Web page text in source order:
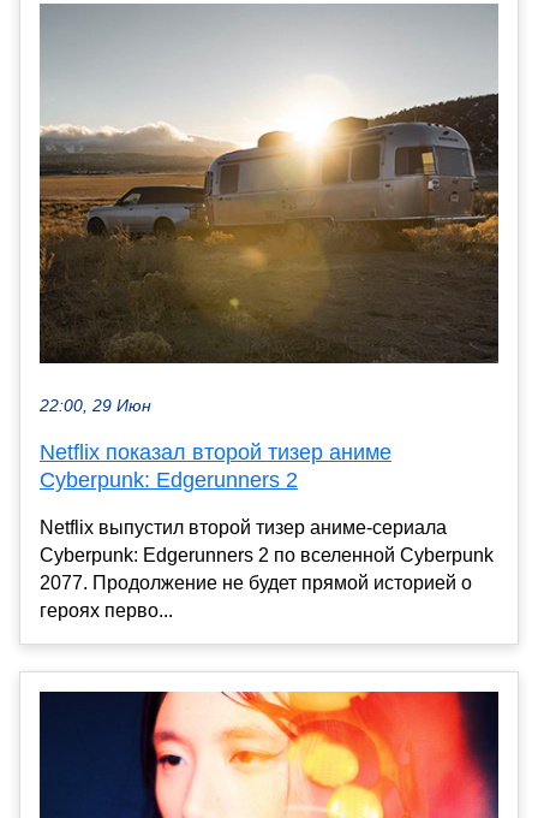
22:00, 29 Июн
Netflix показал второй тизер аниме
Cyberpunk: Edgerunners 2
Netflix выпустил второй тизер аниме-сериала
Cyberpunk: Edgerunners 2 по вселенной Cyberpunk
2077. Продолжение не будет прямой историей о
героях перво...